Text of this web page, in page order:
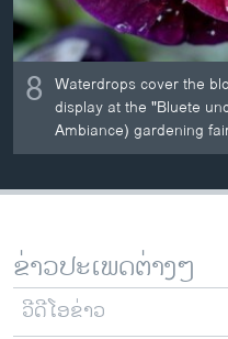
8 Waterdrops cover the
display at the "Bluete
Ambiance) gardening
ຂ່າວປະເພດຕ່າງໆ
ວີດີໂອຂ່າວ